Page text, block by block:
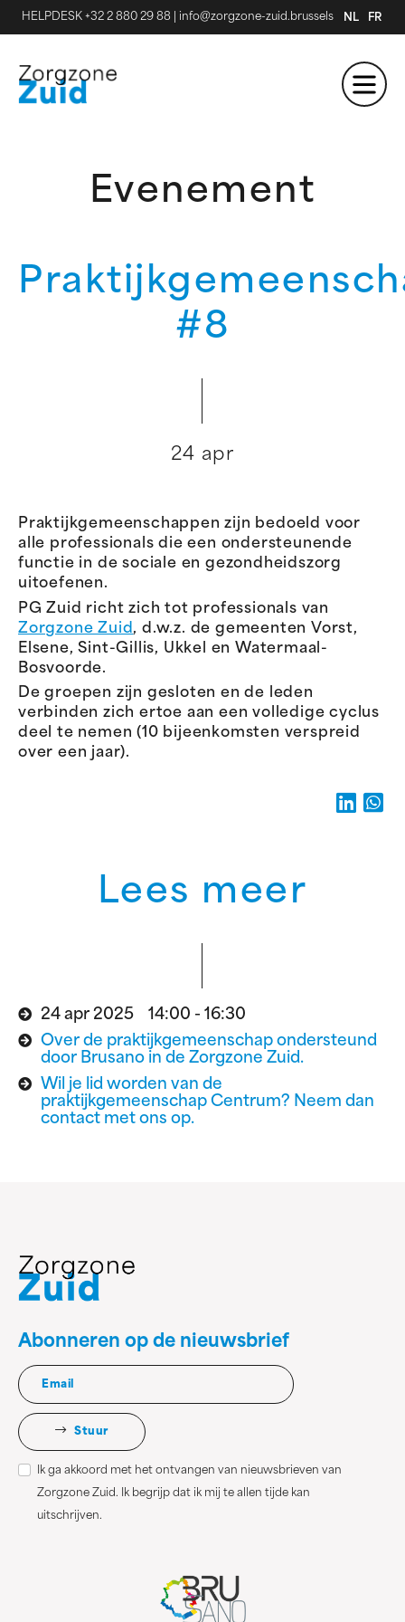
HELPDESK +32 2 880 29 88 info@zorgzone-zuid.brussels NL FR
Evenement
#8
24 apr
Praktijkgemeenschappen zijn bedoeld voor
alle professionals die een ondersteunende
functie in de sociale en gezondheidszorg
uitoefenen.
PG Zuid richt zich tot professionals van
Zorgzone Zuid, d.w.z. de gemeenten Vorst,
Elsene, Sint-Gillis, Ukkel en Watermaal-
Bosvoorde.
De groepen zijn gesloten en de leden
verbinden zich ertoe aan een volledige cyclus
deel te nemen (10 bijeenkomsten verspreid
over een jaar).
Lees meer
24 apr 2025 14:00 - 16:30
Over de praktijkgemeenschap ondersteund
door Brusano in de Zorgzone Zuid.
Wil je lid worden van de
praktijkgemeenschap Centrum? Neem dan
contact met ons op.
Abonneren op de nieuwsbrief
Stuur
Ik ga akkoord met het ontvangen van nieuwsbrieven van
Zorgzone Zuid. Ik begrijp dat ik mij te allen tijde kan
uitschrijven.